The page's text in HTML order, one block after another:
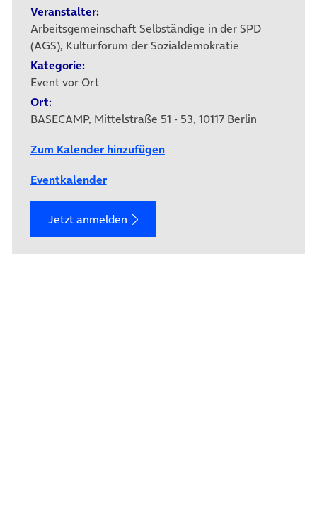
Veranstalter:
Arbeitsgemeinschaft Selbständige in der SPD
(AGS), Kulturforum der Sozialdemokratie
Kategorie:
Event vor Ort
Ort:
BASECAMP, Mittelstraße 51 - 53, 10117 Berlin
Zum Kalender hinzufügen
Eventkalender
Jetzt anmelden